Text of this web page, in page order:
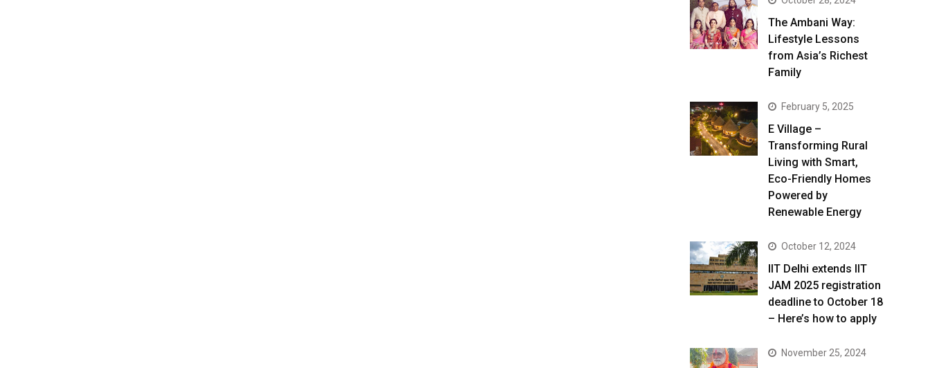
The Ambani Way:
Lifestyle Lessons
from Asia’s Richest
Family
February 5, 2025
E Village –
Transforming Rural
Living with Smart,
Eco-Friendly Homes
Powered by
Renewable Energy
October 12, 2024
IIT Delhi extends IIT
JAM 2025 registration
deadline to October 18
– Here’s how to apply
November 25, 2024